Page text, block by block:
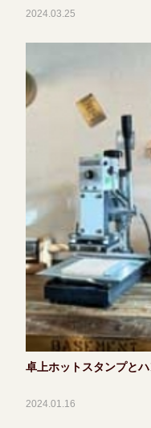
2024.03.25
卓上ホットスタンプと
2024.01.16